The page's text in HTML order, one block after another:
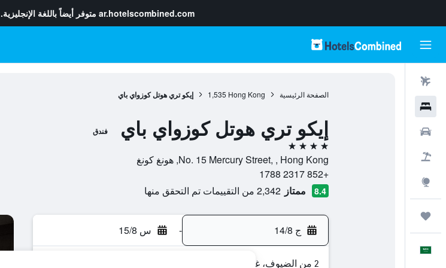
ar.hotelscombined.com متوفر أيضاً باللغة الإنجليزية.
الصفحة الرئيسية Hong Kong
1,535 إيكو تري هوتل كوزواي باي
إيكو تري هوتل كوزواي باي فندق
4 نجوم
No. 15 Mercury Street, , Hong Kong, هونغ كونغ
+852 2317 1788
8.4 ممتاز 2,342 من التقييمات تم التحقق منها
ج 14/8 - س 15/8
2 من الضيوف، غرفة واحدة